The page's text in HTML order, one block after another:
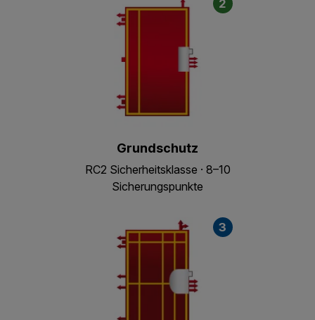
2
Grundschutz
RC2 Sicherheitsklasse · 8–10
Sicherungspunkte
3